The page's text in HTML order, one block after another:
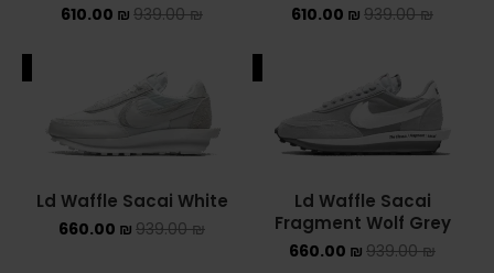
AIR JORDAN 1 HIGH
AIR JORDAN 1 MID
AIR JORDAN KIDS
939.00₪
610.00 ₪
939.00₪
610.00 ₪
Ld Waffle Sacai
Fragment Wolf Grey
939.00₪
660.00 ₪
Ld Waffle Sacai White
939.00₪
660.00 ₪